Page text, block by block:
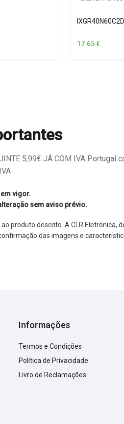
17.65€
5,99€ JÁ COM IVA Portugal
vigor.
sem aviso prévio.
produto descrito. A CLR
das imagens e
Informações
Termos e Condições
Política de Privacidade
Livro de Reclamações